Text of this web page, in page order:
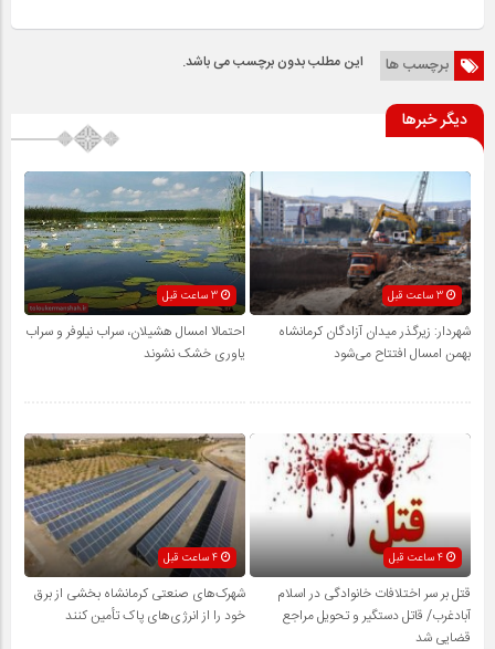
برچسب ها این مطلب بدون برچسب می باشد.
دیگر خبرها
3 ساعت قبل
شهردار: زیرگذر میدان آزادگان کرمانشاه
بهمن امسال افتتاح می‌شود
احتمالا امسال هشیلان، سراب نیلوفر و سراب
یاوری خشک نشوند
4 ساعت قبل
قتل بر سر اختلافات خانوادگی در اسلام
آبادغرب/ قاتل دستگیر و تحویل مراجع
قضایی شد
شهرک‌های صنعتی کرمانشاه بخشی از برق
خود را از انرژی‌های پاک تأمین کنند